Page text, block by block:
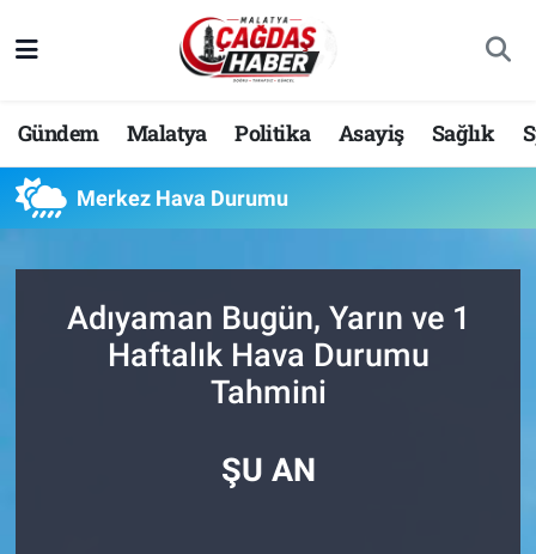
Gündem Malatya Politika Asayiş Sağlık
Merkez Hava Durumu
Adıyaman Bugün, Yarın ve 1
Haftalık Hava Durumu
Tahmini
ŞU AN
Hava Durumu
Malatya Namaz Vakitleri
Trafik Durumu
Süper Lig Puan Durumu ve Fikstür
Son Dakika Haberleri